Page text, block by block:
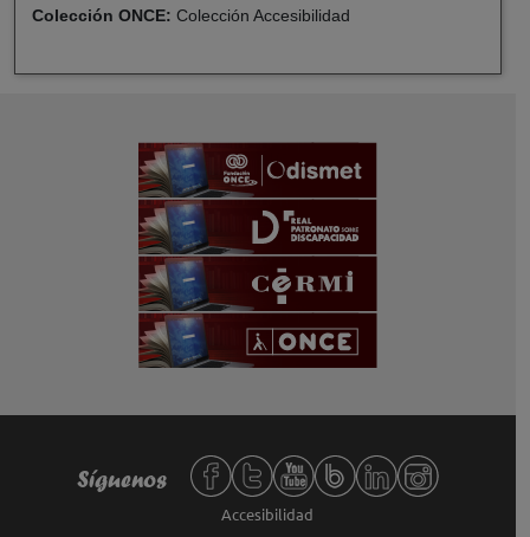
Colección ONCE: Colección Accesibilidad
Redes sociales de Fundación ONCE,
Síguenos
Accesibilidad